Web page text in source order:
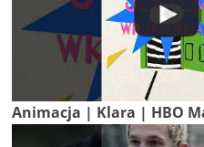
Animacja | Klara | HBO